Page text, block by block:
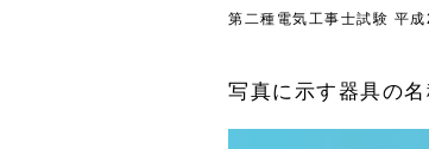
第二種電気工事士試験 平
写真に示す器具の名